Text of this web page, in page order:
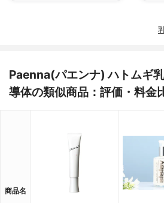
Paenna(パエンナ) ハトムギ
導体の類似商品：評価・料金
商品名